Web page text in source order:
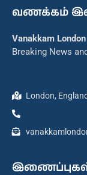
வணக்கம்
Vanakkam London
Breaking News
London,